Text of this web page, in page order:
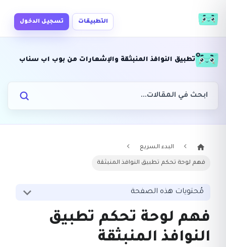
التطبيقات تسجيل الدخول
تطبيق النوافذ المنبثقة والإشعارات من بوب اب سناب
البدء السريع
فهم لوحة تحكم تطبيق النوافذ المنبثقة
مُحتويات هذه الصفحة
فهم لوحة تحكم تطبيق
النوافذ المنبثقة